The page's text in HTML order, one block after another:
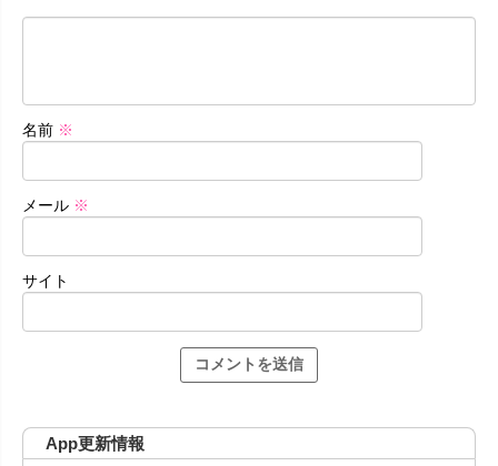
名前 ※
メール ※
サイト
App更新情報